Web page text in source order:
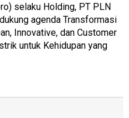
selaku Holding, PT PLN
agenda Transformasi
Innovative, dan Customer
untuk Kehidupan yang